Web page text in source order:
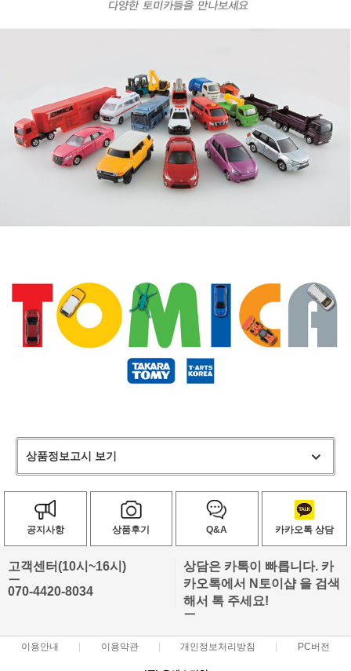
상품정보고시 보기
공지사항 상품후기 Q&A 카카오톡 상담
고객센터(10시~16시)
ㅡ
070-4420-8034
상담은 카톡이 빠릅니다. 카
카오톡에서 N토이샵 을 검색
해서 톡 주세요!
ㅡ
이용안내 이용약관 개인정보처리방침 PC버전